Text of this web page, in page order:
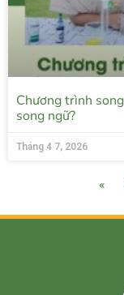
Chương trình
song ngữ?
Tháng 4 7, 2026
«